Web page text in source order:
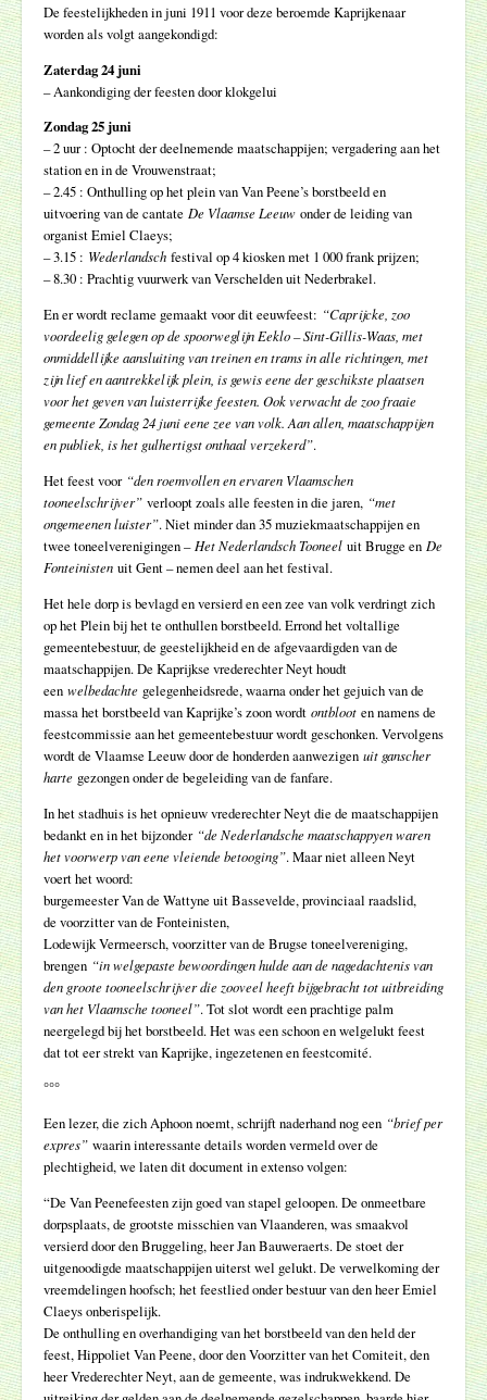
De feestelijkheden in juni 1911 voor deze beroemde Kaprijkenaar
worden als volgt aangekondigd:
Zaterdag 24 juni
– Aankondiging der feesten door klokgelui
Zondag 25 juni
– 2 uur : Optocht der deelnemende maatschappijen; vergadering aan het
station en in de Vrouwenstraat;
– 2.45 : Onthulling op het plein van Van Peene’s borstbeeld en
uitvoering van de cantate De Vlaamse Leeuw onder de leiding van
organist Emiel Claeys;
– 3.15 : Wederlandsch festival op 4 kiosken met 1 000 frank prijzen;
– 8.30 : Prachtig vuurwerk van Verschelden uit Nederbrakel.
En er wordt reclame gemaakt voor dit eeuwfeest: “Caprijcke, zoo
voordeelig gelegen op de spoorweglijn Eeklo – Sint-Gillis-Waas, met
onmiddellijke aansluiting van treinen en trams in alle richtingen, met
zijn lief en aantrekkelijk plein, is gewis eene der geschikste plaatsen
voor het geven van luisterrijke feesten. Ook verwacht de zoo fraaie
gemeente Zondag 24 juni eene zee van volk. Aan allen, maatschappijen
en publiek, is het gulhertigst onthaal verzekerd”.
Het feest voor “den roemvollen en ervaren Vlaamschen
tooneelschrijver” verloopt zoals alle feesten in die jaren, “met
ongemeenen luister”. Niet minder dan 35 muziekmaatschappijen en
twee toneelverenigingen – Het Nederlandsch Tooneel uit Brugge en De
Fonteinisten uit Gent – nemen deel aan het festival.
Het hele dorp is bevlagd en versierd en een zee van volk verdringt zich
op het Plein bij het te onthullen borstbeeld. Errond het voltallige
gemeentebestuur, de geestelijkheid en de afgevaardigden van de
maatschappijen. De Kaprijkse vrederechter Neyt houdt
een welbedachte gelegenheidsrede, waarna onder het gejuich van de
massa het borstbeeld van Kaprijke’s zoon wordt ontbloot en namens de
feestcommissie aan het gemeentebestuur wordt geschonken. Vervolgens
wordt de Vlaamse Leeuw door de honderden aanwezigen uit ganscher
harte gezongen onder de begeleiding van de fanfare.
In het stadhuis is het opnieuw vrederechter Neyt die de maatschappijen
bedankt en in het bijzonder “de Nederlandsche maatschappyen waren
het voorwerp van eene vleiende betooging”. Maar niet alleen Neyt
voert het woord:
burgemeester Van de Wattyne uit Bassevelde, provinciaal raadslid,
de voorzitter van de Fonteinisten,
Lodewijk Vermeersch, voorzitter van de Brugse toneelvereniging,
brengen “in welgepaste bewoordingen hulde aan de nagedachtenis van
den groote tooneelschrijver die zooveel heeft bijgebracht tot uitbreiding
van het Vlaamsche tooneel”. Tot slot wordt een prachtige palm
neergelegd bij het borstbeeld. Het was een schoon en welgelukt feest
dat tot eer strekt van Kaprijke, ingezetenen en feestcomité.
°°°
Een lezer, die zich Aphoon noemt, schrijft naderhand nog een “brief per
expres” waarin interessante details worden vermeld over de
plechtigheid, we laten dit document in extenso volgen:
“De Van Peenefeesten zijn goed van stapel geloopen. De onmeetbare
dorpsplaats, de grootste misschien van Vlaanderen, was smaakvol
versierd door den Bruggeling, heer Jan Bauweraerts. De stoet der
uitgenoodigde maatschappijen uiterst wel gelukt. De verwelkoming der
vreemdelingen hoofsch; het feestlied onder bestuur van den heer Emiel
Claeys onberispelijk.
De onthulling en overhandiging van het borstbeeld van den held der
feest, Hippoliet Van Peene, door den Voorzitter van het Comiteit, den
heer Vrederechter Neyt, aan de gemeente, was indrukwekkend. De